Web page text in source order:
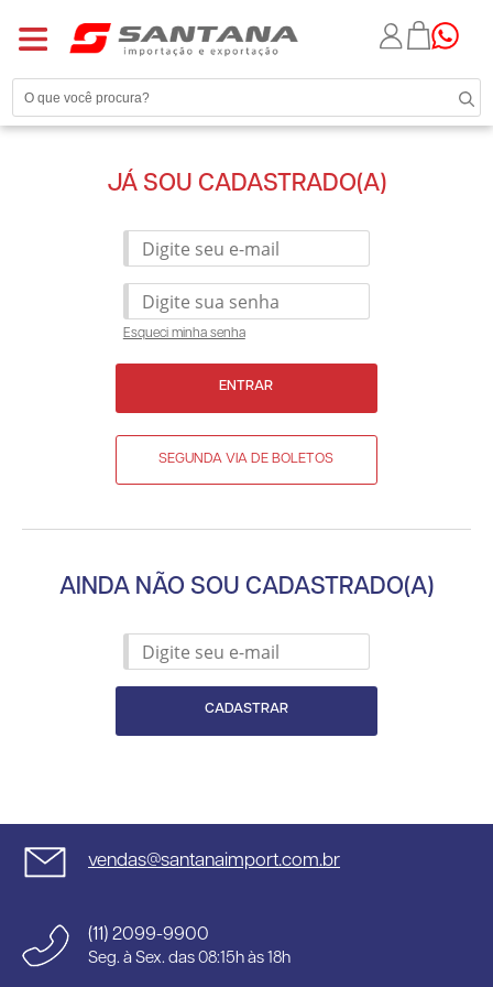
JÁ SOU CADASTRADO(A)
Esqueci minha senha
ENTRAR
SEGUNDA VIA DE BOLETOS
AINDA NÃO SOU CADASTRADO(A)
CADASTRAR
vendas@santanaimport.com.br
(11) 2099-9900
Seg. à Sex. das 08:15h às 18h